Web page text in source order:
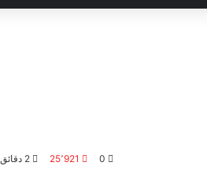
0 25٬921